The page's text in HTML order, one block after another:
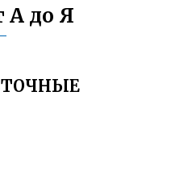
А до Я